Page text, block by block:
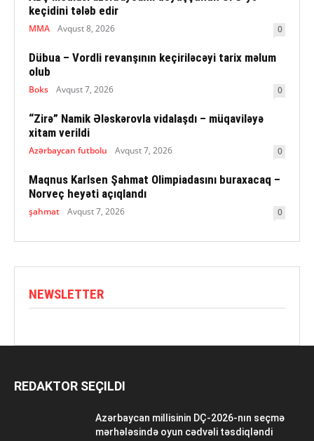
keçidini tələb edir
MMA Avqust 8, 2026 0
Dübua – Vordli revanşının keçiriləcəyi tarix məlum
olub
Boks Avqust 7, 2026 0
“Zirə” Namik Ələskərovla vidalaşdı – müqaviləyə
xitam verildi
Azərbaycan futbolu Avqust 7, 2026 0
Maqnus Karlsen Şahmat Olimpiadasını buraxacaq –
Norveç heyəti açıqlandı
şahmat Avqust 7, 2026 0
NEWSLETTER
REDAKTOR SEÇILDI
Azərbaycan millisinin DÇ-2026-nın seçmə
mərhələsində oyun cədvəli təsdiqləndi